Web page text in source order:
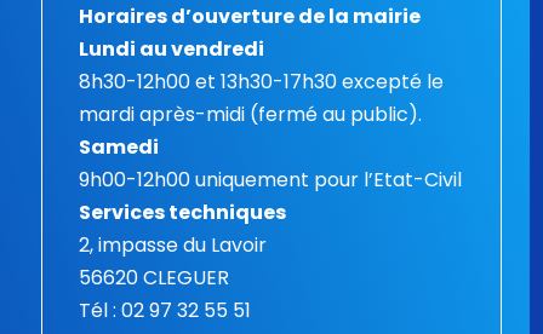
Horaires d’ouverture de la mairie
Lundi au vendredi
8h30-12h00 et 13h30-17h30 excepté le
mardi après-midi (fermé au public).
Samedi
9h00-12h00 uniquement pour l’Etat-Civil
Services techniques
2, impasse du Lavoir
56620 CLEGUER
Tél : 02 97 32 55 51